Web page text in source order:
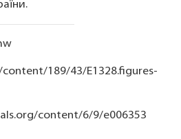
189/43/E1328.figures-
content/6/9/e006353